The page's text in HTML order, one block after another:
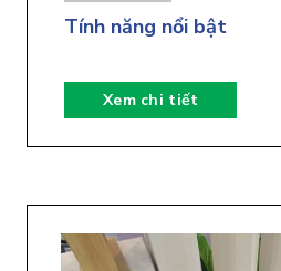
Tính năng nổi bật
Xem chi tiết